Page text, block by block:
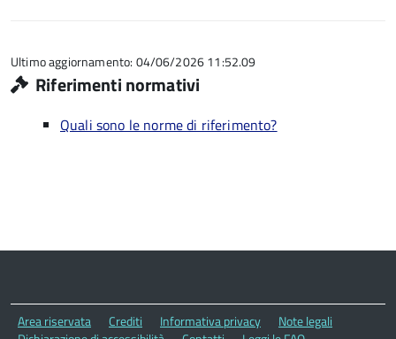
5
Ultimo aggiornamento: 04/06/2026 11:52.09
Riferimenti normativi
Quali sono le norme di riferimento?
Area riservata Crediti Informativa privacy
Note legali